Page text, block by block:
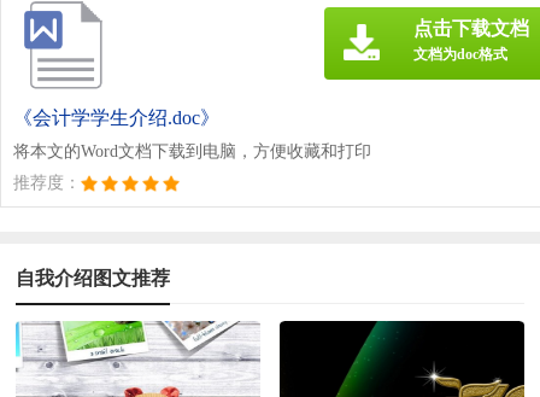
《会计学学生介绍.doc》
将本文的Word文档下载到电脑，方便收藏和打印
推荐度：
点击下载文档
文档为doc格式
自我介绍图文推荐